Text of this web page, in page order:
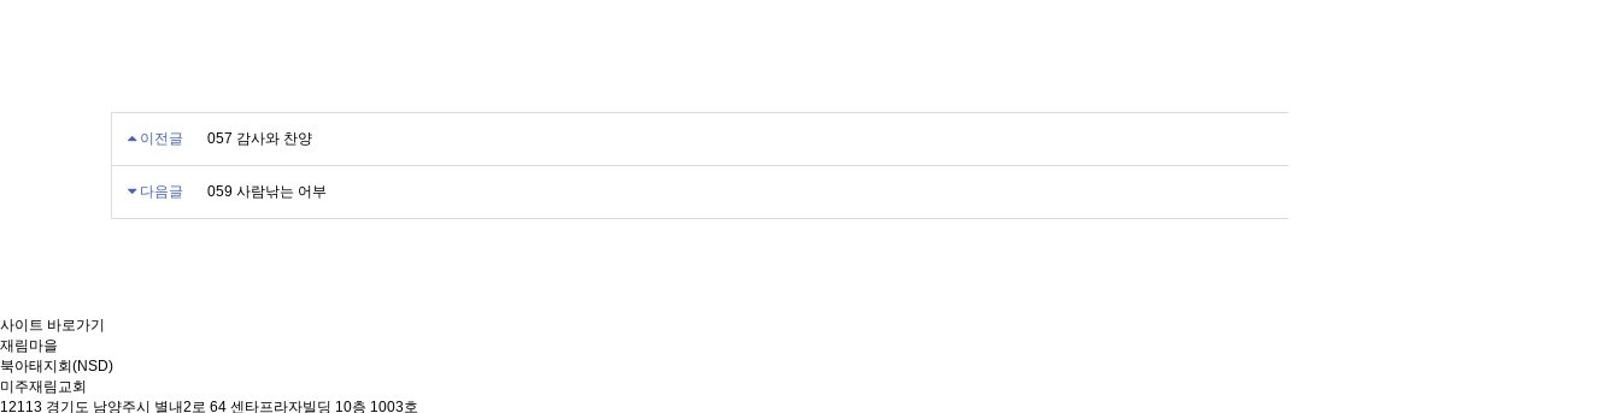
이전글 057 감사와 찬양
다음글 059 사람낚는 어부
사이트 바로가기
재림마을
북아태지회(NSD)
미주재림교회
12113 경기도 남양주시 별내2로 64 센타프라자빌딩 10층 1003호